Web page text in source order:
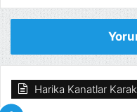
Harika Kanatlar